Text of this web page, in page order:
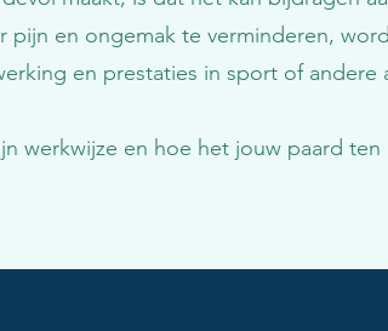
pijn en ongemak te verminderen,
en prestaties in sport of andere
werkwijze en hoe het jouw paard